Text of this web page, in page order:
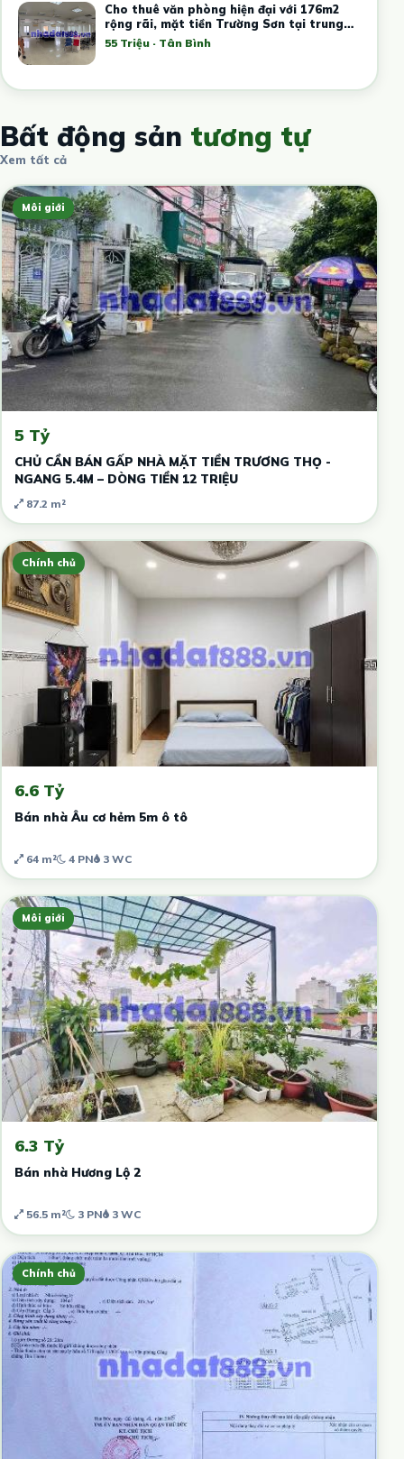
Cho thuê văn phòng hiện đại với 176m2
rộng rãi, mặt tiền Trường Sơn tại trung
tâm Tân Bình
55 Triệu · Tân Bình
Bất động sản tương tự
Xem tất cả
Môi giới
5 Tỷ
CHỦ CẦN BÁN GẤP NHÀ MẶT TIỀN TRƯƠNG THỌ -
NGANG 5.4M – DÒNG TIỀN 12 TRIỆU
87.2 m²
Chính chủ
6.6 Tỷ
Bán nhà Âu cơ hẻm 5m ô tô
64 m² 4 PN 3 WC
Môi giới
6.3 Tỷ
Bán nhà Hương Lộ 2
56.5 m² 3 PN 3 WC
Chính chủ